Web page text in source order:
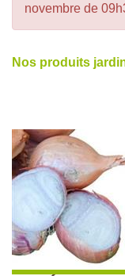
novembre de
Nos produits